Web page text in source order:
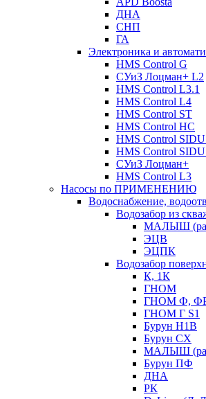
ДНА
СНП
ГА
Электроника и
HMS Control G
СУиЗ Лоцман+ L2
HMS Control L3.1
HMS Control L4
HMS Control ST
HMS Control HC
HMS Control
HMS Control
СУиЗ Лоцман+
HMS Control L3
Насосы по ПРИМЕНЕНИЮ
Водоснабжение,
Водозабор из
МАЛЫШ
ЭЦВ
ЭЦПК
Водозабор
К, 1К
ГНОМ
ГНОМ Ф,
ГНОМ Г S1
Бурун Н1В
Бурун СХ
МАЛЫШ
Бурун ПФ
ДНА
РК